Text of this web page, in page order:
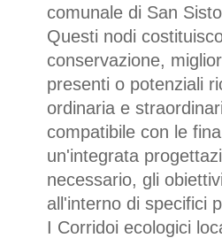
comunale di San
Questi nodi
conservazione,
presenti o potenziali
ordinaria e
compatibile con le
un'integrata
necessario, gli
all'interno di specifici
I Corridoi ecologici